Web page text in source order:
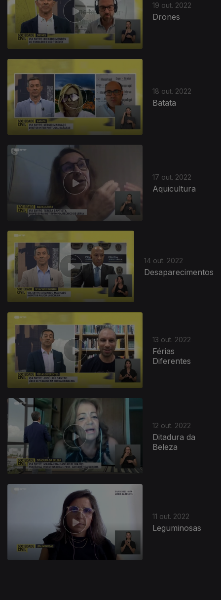
19 out. 2022
Drones
18 out. 2022
Batata
17 out. 2022
Aquicultura
14 out. 2022
Desaparecimentos
13 out. 2022
Férias
Diferentes
12 out. 2022
Ditadura da
Beleza
11 out. 2022
Leguminosas
645842